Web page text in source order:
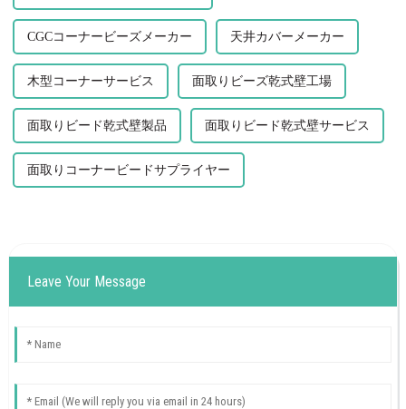
CGCコーナービーズメーカー 天井カバーメーカー
木型コーナーサービス 面取りビーズ乾式壁工場
面取りビード乾式壁製品 面取りビード乾式壁サービス
面取りコーナービードサプライヤー
Leave Your Message